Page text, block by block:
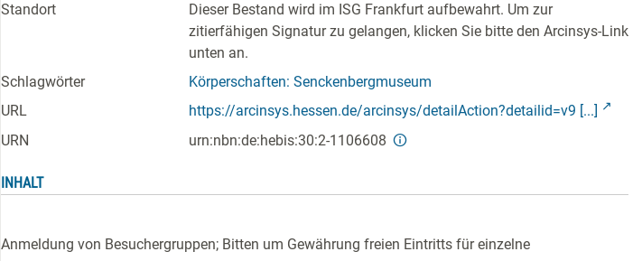
Standort
Dieser Bestand wird im ISG Frankfurt aufbewahrt. Um zur
zitierfähigen Signatur zu gelangen, klicken Sie bitte den Arcinsys-Link
unten an.
Schlagwörter
Körperschaften: Senckenbergmuseum
URL
https://arcinsys.hessen.de/arcinsys/detailAction?detailid=v9 [...]
URN
urn:nbn:de:hebis:30:2-1106608
INHALT
Anmeldung von Besuchergruppen; Bitten um Gewährung freien Eintritts für einzelne